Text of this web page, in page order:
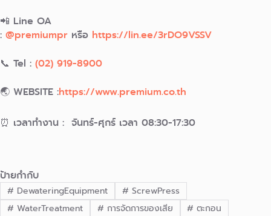
📲 Line OA
: @premiumpr หรือ https://lin.ee/3rDO9VSSV
📞 Tel : (02) 919-8900
🌏 WEBSITE :https://www.premium.co.th
⏰ เวลาทำงาน : จันทร์-ศุกร์ เวลา 08:30-17:30
ป้ายกำกับ
# DewateringEquipment # ScrewPress
# WaterTreatment # การจัดการของเสีย # ตะกอน